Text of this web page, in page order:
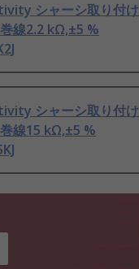
シャーシ取り付け
線2.2 kΩ,±5 %
シャーシ取り付け
線15 kΩ,±5 %